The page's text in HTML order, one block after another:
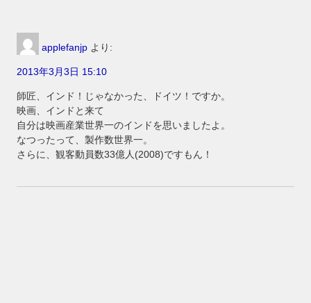
applefanjp より:
2013年3月3日 15:10
師匠、インド！じゃなかった、ドイツ！ですか。
映画、インドと来て
自分は映画産業世界一のインドを思いましたよ。
なつったって、製作数世界一。
さらに、観客動員数33億人(2008)ですもん！